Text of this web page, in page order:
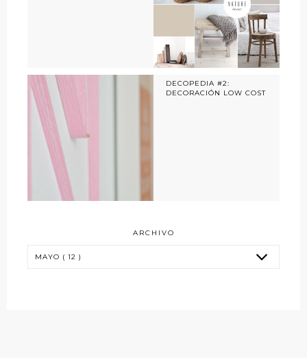
DECOPEDIA #2:
DECORACIÓN LOW COST
ARCHIVO